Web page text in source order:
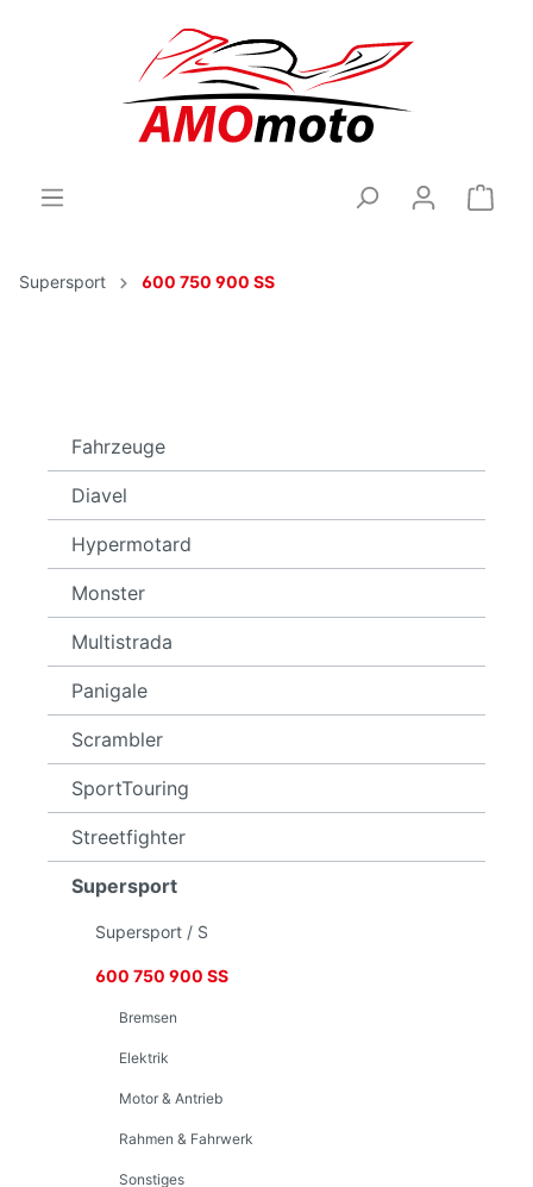
Supersport 600 750 900 SS
Fahrzeuge
Diavel
Hypermotard
Monster
Multistrada
Panigale
Scrambler
SportTouring
Streetfighter
Supersport
Supersport / S
600 750 900 SS
Bremsen
Elektrik
Motor & Antrieb
Rahmen & Fahrwerk
Sonstiges